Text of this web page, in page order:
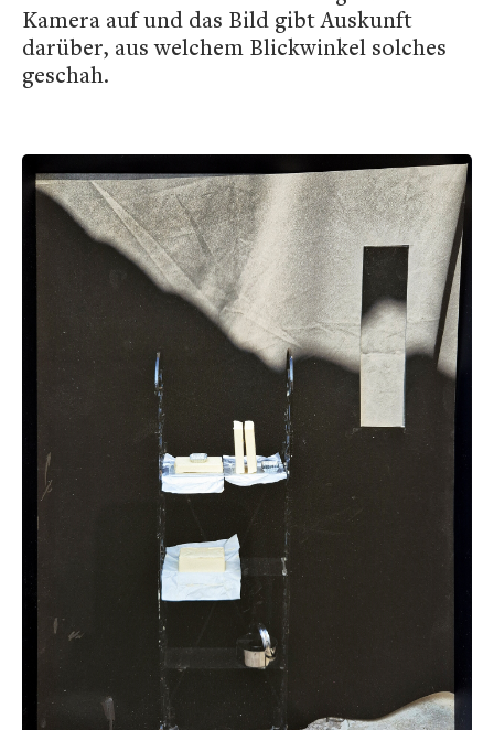
Kamera auf und das Bild gibt Auskunft
darüber, aus welchem Blickwinkel solches
geschah.